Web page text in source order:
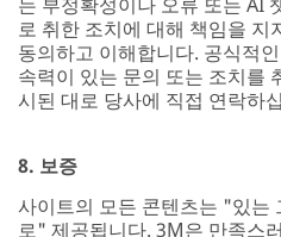
로 취한 조치에 대해 책임을 지
동의하고 이해합니다. 공식적
속력이 있는 문의 또는 조치를
시된 대로 당사에 직접 연락하
8. 보증
사이트의 모든 콘텐츠는 "있는
로" 제공됩니다. 3M은 만족스